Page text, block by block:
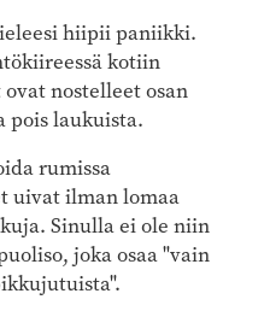
hiipii paniikki.
kotiin
nostelleet osan
pois laukuista.
rumissa
uivat ilman lomaa
Sinulla ei ole niin
joka osaa "vain